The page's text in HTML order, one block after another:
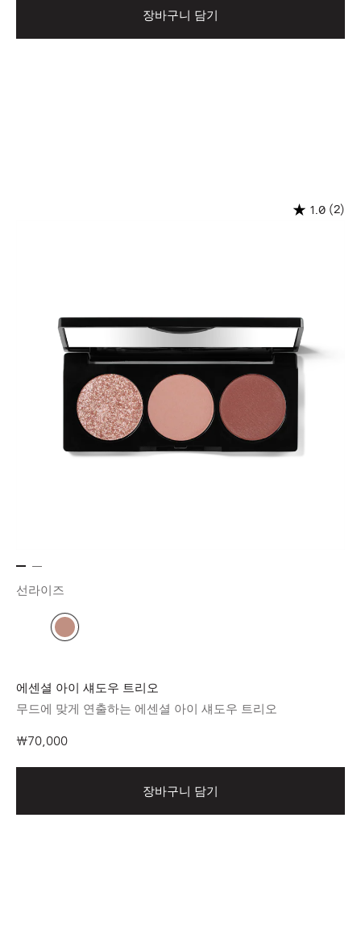
장바구니 담기
선라이즈
에센셜 아이 섀도우 트리오
무드에 맞게 연출하는 에센셜 아이 섀도우 트리오
1.0 (2)
₩70,000
장바구니 담기